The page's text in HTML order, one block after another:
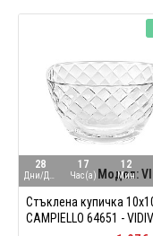
28
Дни/Ден
17
Час(а)
12
Мин
Модел:
Стъклена купичка
CAMPIELLO 64651 - VIDIVI